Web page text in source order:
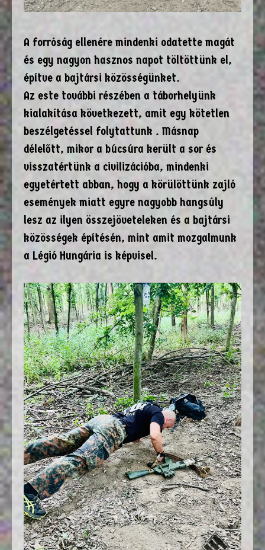
A forróság ellenére mindenki odatette magát
és egy nagyon hasznos napot töltöttünk el,
építve a bajtársi közösségünket.
Az este további részében a táborhelyünk
kialakítása következett, amit egy kötetlen
beszélgetéssel folytattunk . Másnap
délelőtt, mikor a búcsúra került a sor és
visszatértünk a civilizációba, mindenki
egyetértett abban, hogy a körülöttünk zajló
események miatt egyre nagyobb hangsúly
lesz az ilyen összejöveteleken és a bajtársi
közösségek építésén, mint amit mozgalmunk
a Légió Hungária is képvisel.